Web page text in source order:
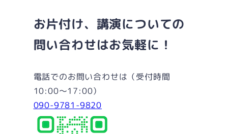
g
r
a
e
o
k
お片付け、講演についての
問い合わせはお気軽に！
電話でのお問い合わせは（受付時間
10:00～17:00）
090-9781-9820